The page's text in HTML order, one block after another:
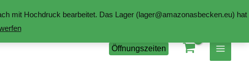
mit Hochdruck bearbeitet. Das Lager (lager@amazonasbecken.eu) hat
Öffnungszeiten